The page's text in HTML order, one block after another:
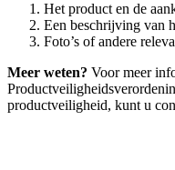
Het product en de
Een beschrijving van
Foto’s of andere
Meer weten? Voor meer
productveiligheid, kunt u